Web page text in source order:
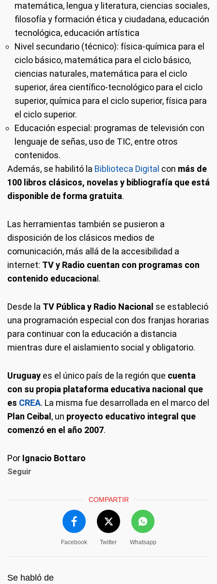
matemática, lengua y literatura, ciencias sociales,
filosofía y formación ética y ciudadana, educación
tecnológica, educación artística
Nivel secundario (técnico): física-química para el
ciclo básico, matemática para el ciclo básico,
ciencias naturales, matemática para el ciclo
superior, área científico-tecnológico para el ciclo
superior, química para el ciclo superior, física para
el ciclo superior.
Educación especial: programas de televisión con
lenguaje de señas, uso de TIC, entre otros
contenidos.
Además, se habilitó la Biblioteca Digital con más de
100 libros clásicos, novelas y bibliografía que está
disponible de forma gratuita.
Las herramientas también se pusieron a
disposición de los clásicos medios de
comunicación, más allá de la accesibilidad a
internet: TV y Radio cuentan con programas con
contenido educaciona l.
Desde la TV Pública y Radio Nacional se estableció
una programación especial con dos franjas horarias
para continuar con la educación a distancia
mientras dure el aislamiento social y obligatorio.
Uruguay es el único país de la región que cuenta
con su propia plataforma educativa nacional que
es CREA. La misma fue desarrollada en el marco del
Plan Ceibal , un proyecto educativo integral que
comenzó en el año 2007.
Por Ignacio Bottaro
Seguir
COMPARTIR
Facebook Twitter Whatsapp
Se habló de